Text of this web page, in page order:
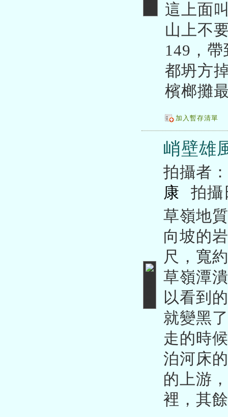
這上面
山上不
149，
都坍方
檳榔攤
加入暫存清單
峭壁雄
拍攝者：
康
拍攝
草嶺地
向坡的
尺，寬
草嶺潭
以看到
就變黑
走的時
泊河床
的上游
裡，其